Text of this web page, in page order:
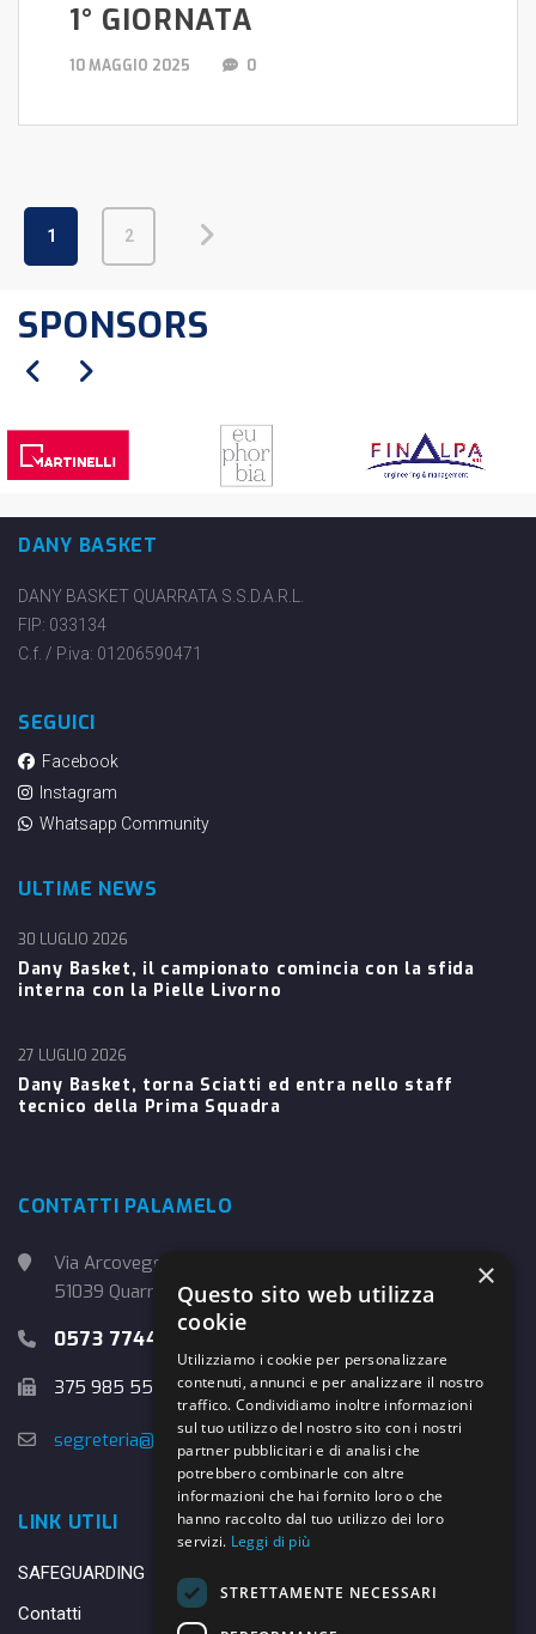
1° GIORNATA
10 MAGGIO 2025 0
1 2
SPONSORS
DANY BASKET
DANY BASKET QUARRATA S.S.D.A.R.L.
FIP: 033134
C.f. / P.iva: 01206590471
SEGUICI
Facebook
Instagram
Whatsapp Community
ULTIME NEWS
Dany Basket, il campionato comincia con la sfida
interna con la Pielle Livorno
30 LUGLIO 2026
Dany Basket, torna Sciatti ed entra nello staff
tecnico della Prima Squadra
27 LUGLIO 2026
CONTATTI PALAMELO
Via Arcoveggio, 4
51039 Quarrata (PT)
0573 774457
375 985 5526
segreteria@danybasket.it
LINK UTILI
SAFEGUARDING
Contatti
×
Questo sito web utilizza
cookie
Utilizziamo i cookie per personalizzare
contenuti, annunci e per analizzare il nostro
traffico. Condividiamo inoltre informazioni
sul tuo utilizzo del nostro sito con i nostri
partner pubblicitari e di analisi che
potrebbero combinarle con altre
informazioni che hai fornito loro o che
hanno raccolto dal tuo utilizzo dei loro
servizi. Leggi di più
STRETTAMENTE NECESSARI